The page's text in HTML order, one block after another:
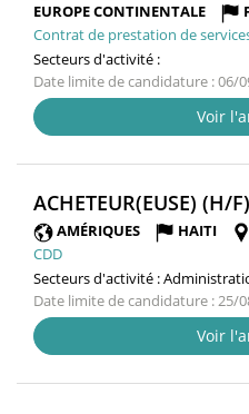
EUROPE CONTINENTALE
Contrat de prestation de
Secteurs d'activité :
Date limite de candidature : 06/
Voir
ACHETEUR(EUSE) (H/F)
AMÉRIQUES HAITI
CDD
Secteurs d'activité :
Date limite de candidature : 25/
Voir